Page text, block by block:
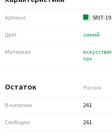
Артикул 5PJT-
Цвет синий
Материал
тач
Остаток Россия
В наличии 261
Свободно 261